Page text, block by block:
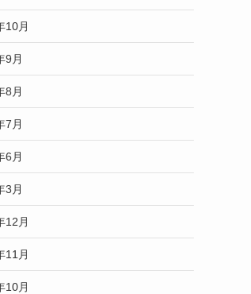
10月
9月
8月
7月
6月
3月
12月
11月
10月